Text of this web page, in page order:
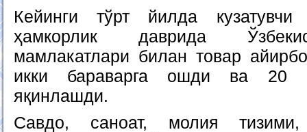
Кейинги тўрт йилда кузатувчи
ҳамкорлик даврида
мамлакатлари билан товар
икки бараварга ошди ва 20
яқинлашди.
Савдо, саноат, молия